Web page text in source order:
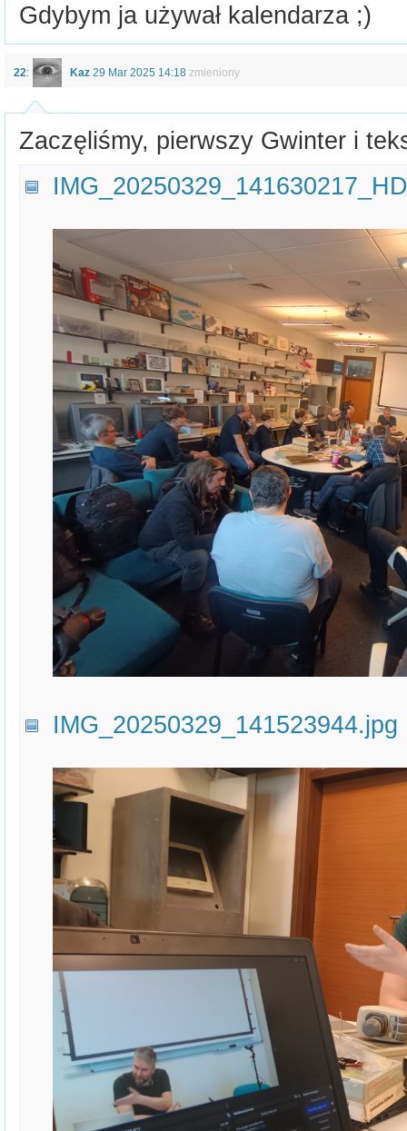
Gdybym ja używał kalendarza ;)
22: Kaz 29 Mar 2025 14:18 zmieniony
Zaczęliśmy, pierwszy Gwinter i
IMG_20250329_141523944.jpg